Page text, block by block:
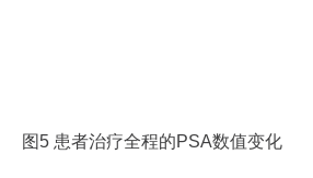
图5 患者治疗全程的PSA数值变化